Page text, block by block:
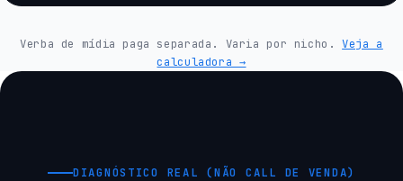
Verba de mídia paga separada. Varia por nicho.Veja a
calculadora →
DIAGNÓSTICO REAL (NÃO CALL DE VENDA)